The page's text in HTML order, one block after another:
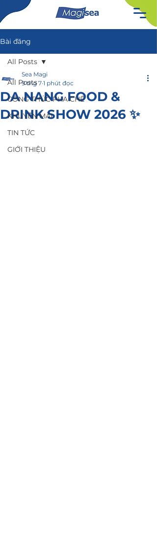
Bài đăng
All Posts
CÔNG THỨC PHA CHẾ
KHUYẾN MÃI
TIN TỨC
GIỚI THIỆU
All Posts
DA NANG FOOD &
DRINK SHOW 2026 ✨
Sea Magi
9 thg 7 1 phút đọc